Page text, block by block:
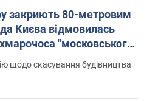
закриють 80-метровим
Києва відмовилась
"московського
щодо скасування будівництва